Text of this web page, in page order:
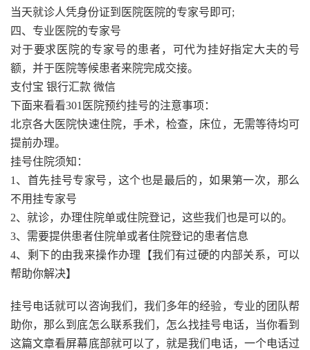
当天就诊人凭身份证到医院医院的专家号即可;
四、专业医院的专家号
对于要求医院的专家号的患者，可代为挂好指定大夫的号
额，并于医院等候患者来院完成交接。
支付宝 银行汇款 微信
下面来看看301医院预约挂号的注意事项：
北京各大医院快速住院，手术，检查，床位，无需等待均可
提前办理。
挂号住院须知：
1、首先挂号专家号，这个也是最后的，如果第一次，那么
不用挂专家号
2、就诊，办理住院单或住院登记，这些我们也是可以的。
3、需要提供患者住院单或者住院登记的患者信息
4、剩下的由我来操作办理【我们有过硬的内部关系，可以
帮助你解决】
挂号电话就可以咨询我们，我们多年的经验，专业的团队帮
助你，那么到底怎么联系我们，怎么找挂号电话，当你看到
这篇文章看屏幕底部就可以了，就是我们电话，一个电话过